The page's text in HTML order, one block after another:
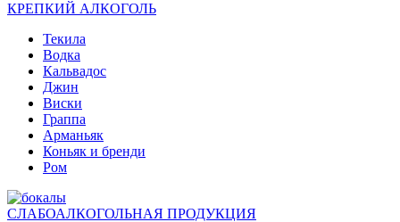
КРЕПКИЙ АЛКОГОЛЬ
Текила
Водка
Кальвадос
Джин
Виски
Граппа
Арманьяк
Коньяк и бренди
Ром
СЛАБОАЛКОГОЛЬНАЯ ПРОДУКЦИЯ